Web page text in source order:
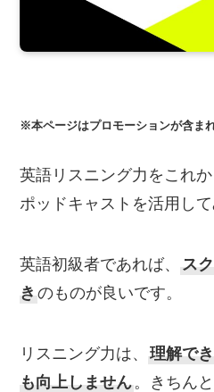
※本ページはプロモーションが含ま
英語リスニング力をこれ
ポッドキャストを活用し
英語初級者であれば、
ス
き のものが良いです。
リスニング力は、 理解で
も向上しません 。きちん